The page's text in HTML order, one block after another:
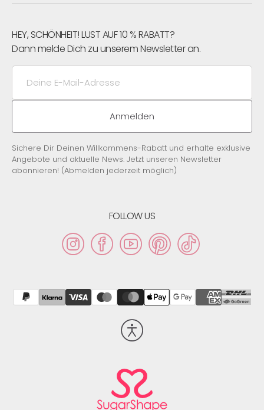
HEY, SCHÖNHEIT! LUST AUF 10 % RABATT?
Dann melde Dich zu unserem Newsletter an.
Deine
Mail-
Anmelden
Sichere Dir Deinen Willkommens-Rabatt und erhalte exklusive
Angebote und aktuelle News. Jetzt unseren Newsletter
abonnieren! (Abmelden jederzeit möglich)
FOLLOW US
InstagramFacebookYouTubePinterestTikTok